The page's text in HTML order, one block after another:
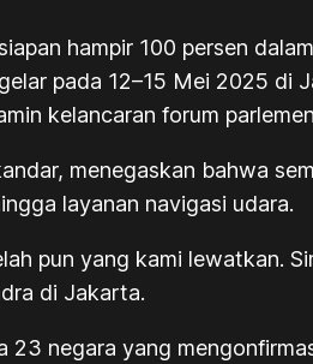
hampir 100 persen
pada 12–15 Mei 2025 di
kelancaran forum
menegaskan bahwa
layanan navigasi udara.
pun yang kami lewatkan.
di Jakarta.
23 negara yang